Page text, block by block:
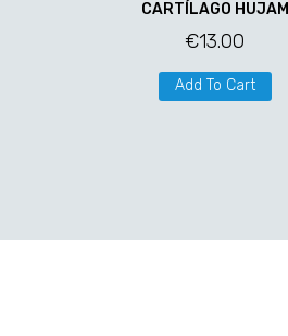
CARTÍLAGO HUJAM
€13.00
Add To Cart